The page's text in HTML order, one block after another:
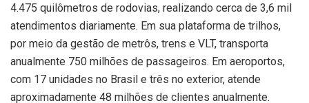
4.475 quilômetros de rodovias, realizando cerca de 3,6 mil
atendimentos diariamente. Em sua plataforma de trilhos,
por meio da gestão de metrôs, trens e VLT, transporta
anualmente 750 milhões de passageiros. Em aeroportos,
com 17 unidades no Brasil e três no exterior, atende
aproximadamente 48 milhões de clientes anualmente.